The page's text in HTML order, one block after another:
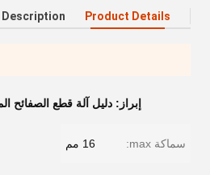
Product Details
Description
إبراز: دليل آلة قطع الصفائح
سماكة max: 16 مم